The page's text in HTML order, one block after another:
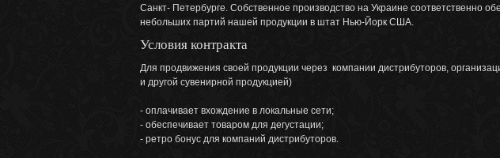
Санкт- Петербурге. Собственное производство на Украине соответственно
небольших партий нашей продукции в штат Нью-Йорк США.
Условия контракта
Для продвижения своей продукции через компании дистрибуторов,
и другой сувенирной продукцией)
- оплачивает вхождение в локальные сети;
- обеспечивает товаром для дегустации;
- ретро бонус для компаний дистрибуторов.